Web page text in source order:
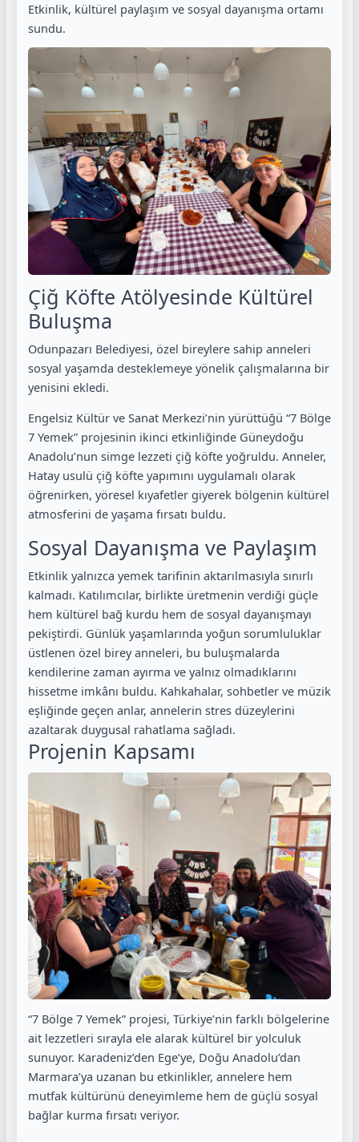
Etkinlik, kültürel paylaşım ve sosyal dayanışma ortamı
sundu.
Çiğ Köfte Atölyesinde Kültürel
Buluşma
Odunpazarı Belediyesi, özel bireylere sahip anneleri
sosyal yaşamda desteklemeye yönelik çalışmalarına bir
yenisini ekledi.
Engelsiz Kültür ve Sanat Merkezi’nin yürüttüğü “7 Bölge
7 Yemek” projesinin ikinci etkinliğinde Güneydoğu
Anadolu’nun simge lezzeti çiğ köfte yoğruldu. Anneler,
Hatay usulü çiğ köfte yapımını uygulamalı olarak
öğrenirken, yöresel kıyafetler giyerek bölgenin kültürel
atmosferini de yaşama fırsatı buldu.
Sosyal Dayanışma ve Paylaşım
Etkinlik yalnızca yemek tarifinin aktarılmasıyla sınırlı
kalmadı. Katılımcılar, birlikte üretmenin verdiği güçle
hem kültürel bağ kurdu hem de sosyal dayanışmayı
pekiştirdi. Günlük yaşamlarında yoğun sorumluluklar
üstlenen özel birey anneleri, bu buluşmalarda
kendilerine zaman ayırma ve yalnız olmadıklarını
hissetme imkânı buldu. Kahkahalar, sohbetler ve müzik
eşliğinde geçen anlar, annelerin stres düzeylerini
azaltarak duygusal rahatlama sağladı.
Projenin Kapsamı
“7 Bölge 7 Yemek” projesi, Türkiye’nin farklı bölgelerine
ait lezzetleri sırayla ele alarak kültürel bir yolculuk
sunuyor. Karadeniz’den Ege’ye, Doğu Anadolu’dan
Marmara’ya uzanan bu etkinlikler, annelere hem
mutfak kültürünü deneyimleme hem de güçlü sosyal
bağlar kurma fırsatı veriyor.